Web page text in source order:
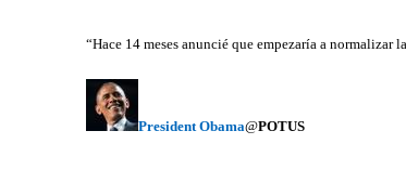
“Hace 14 meses anuncié que empezaría a normalizar
President Obama@POTUS